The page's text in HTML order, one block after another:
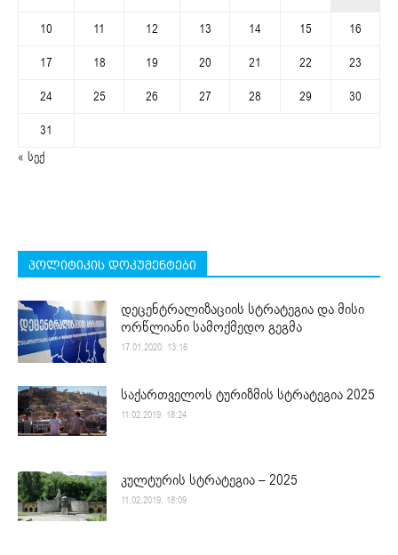
10
11 12 13 14 15
16
17
18 19 20 21 22
23
24
25 26 27 28 29
30
31
« სექ
პოლიტიკის დოკუმენტები
დეცენტრალიზაციის სტრატეგია და მისი
ორწლიანი სამოქმედო გეგმა
17.01.2020. 13:16
საქართველოს ტურიზმის სტრატეგია 2025
11.02.2019. 18:24
კულტურის სტრატეგია – 2025
11.02.2019. 18:09